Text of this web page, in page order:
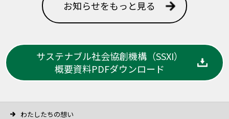
お知らせをもっと見る
サステナブル社会協創機構（SSXI）
概要資料PDFダウンロード
わたしたちの想い